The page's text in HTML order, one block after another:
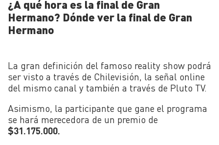
¿A qué hora es la final de Gran
Hermano? Dónde ver la final de Gran
Hermano
La gran definición del famoso reality show podrá
ser visto a través de Chilevisión, la señal online
del mismo canal y también a través de Pluto TV.
Asimismo, la participante que gane el programa
se hará merecedora de un premio de
$31.175.000.